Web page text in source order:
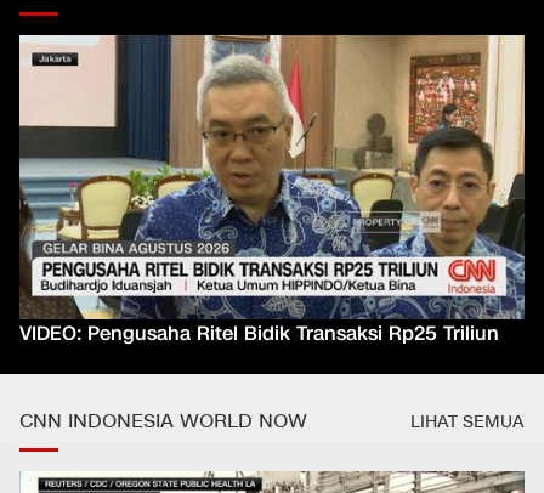
VIDEO: Pengusaha Ritel Bidik Transaksi Rp25 Triliun
CNN INDONESIA WORLD NOW LIHAT SEMUA